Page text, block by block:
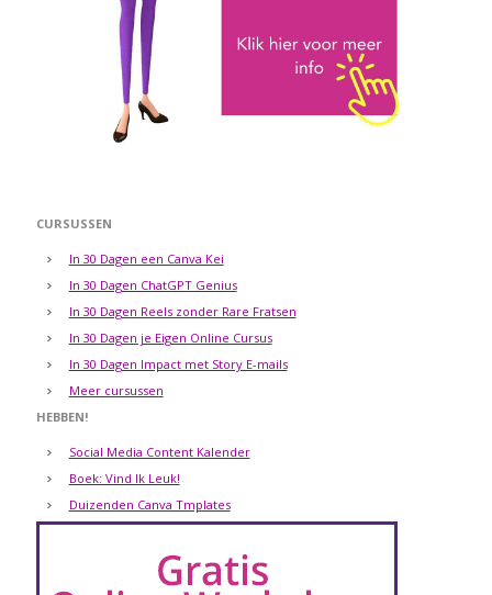
CURSUSSEN
In 30 Dagen een Canva Kei
In 30 Dagen ChatGPT Genius
In 30 Dagen Reels zonder Rare Fratsen
In 30 Dagen je Eigen Online Cursus
In 30 Dagen Impact met Story E-mails
Meer cursussen
HEBBEN!
Social Media Content Kalender
Boek: Vind Ik Leuk!
Duizenden Canva Tmplates